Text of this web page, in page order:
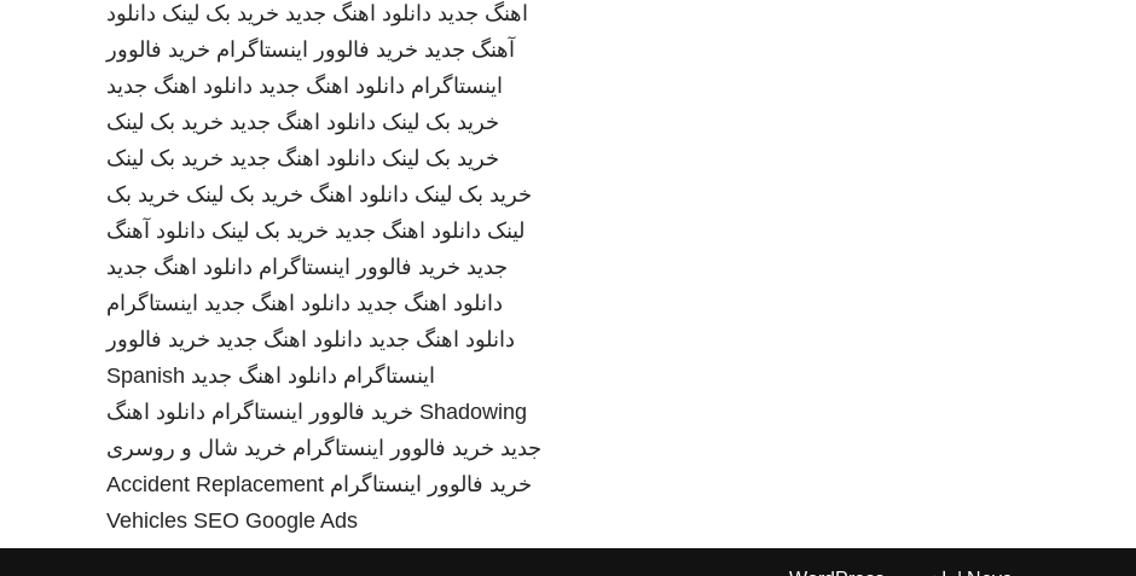
اهنگ جدید دانلود اهنگ جدید خرید بک لینک دانلود
آهنگ جدید خرید فالوور اینستاگرام خرید فالوور
اینستاگرام دانلود اهنگ جدید دانلود اهنگ جدید
خرید بک لینک دانلود اهنگ جدید خرید بک لینک
خرید بک لینک دانلود اهنگ جدید خرید بک لینک
خرید بک لینک دانلود اهنگ خرید بک لینک خرید بک
لینک دانلود اهنگ جدید خرید بک لینک دانلود آهنگ
جدید خرید فالوور اینستاگرام دانلود اهنگ جدید
دانلود اهنگ جدید دانلود اهنگ جدید اینستاگرام
دانلود اهنگ جدید دانلود اهنگ جدید خرید فالوور
اینستاگرام دانلود اهنگ جدید Spanish
Shadowing خرید فالوور اینستاگرام دانلود اهنگ
جدید خرید فالوور اینستاگرام خرید شال و روسری
خرید فالوور اینستاگرام Accident Replacement
Vehicles SEO Google Ads